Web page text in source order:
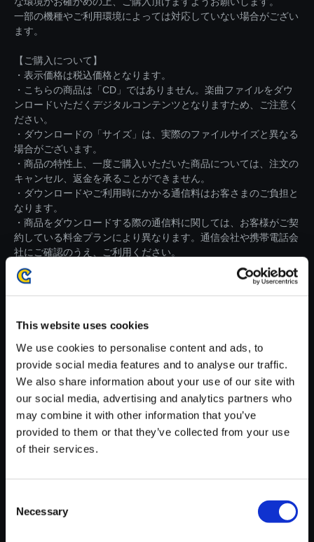
This website uses cookies
We use cookies to personalise content and ads, to
provide social media features and to analyse our traffic.
We also share information about your use of our site with
our social media, advertising and analytics partners who
may combine it with other information that you’ve
provided to them or that they’ve collected from your use
of their services.
Selection
Necessary
一部の機種やご利用環境によっては対応していない場合がござい
ます。
【ご購入について】
・表示価格は税込価格となります。
・こちらの商品は「CD」ではありません。楽曲ファイルをダウ
ンロードいただくデジタルコンテンツとなりますため、ご注意く
ださい。
・ダウンロードの「サイズ」は、実際のファイルサイズと異なる
場合がございます。
・商品の特性上、一度ご購入いただいた商品については、注文の
キャンセル、返金を承ることができません。
・ダウンロードやご利用時にかかる通信料はお客さまのご負担と
なります。
・商品をダウンロードする際の通信料に関しては、お客様がご契
約している料金プランにより異なります。通信会社や携帯電話会
社にご確認のうえ、ご利用ください。
・ダウンロード時、回線速度によっては5分～60分程度のお時間
がかかる場合がございます。
※ご購入いただいたファイルのダウンロードの際には、通信環境
【単曲】モンスターハンターワ
イルズ オリジナルサウンドトラ